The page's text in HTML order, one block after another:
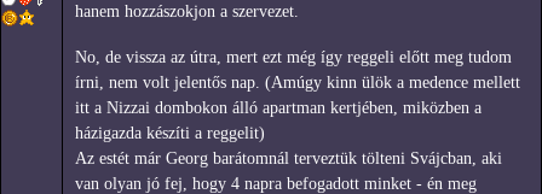
hanem hozzászokjon a szervezet.
No, de vissza az útra, mert ezt még így reggeli előtt meg tudom
írni, nem volt jelentős nap. (Amúgy kinn ülök a medence mellett
itt a Nizzai dombokon álló apartman kertjében, miközben a
házigazda készíti a reggelit)
Az estét már Georg barátomnál terveztük tölteni Svájcban, aki
van olyan jó fej, hogy 4 napra befogadott minket - én meg